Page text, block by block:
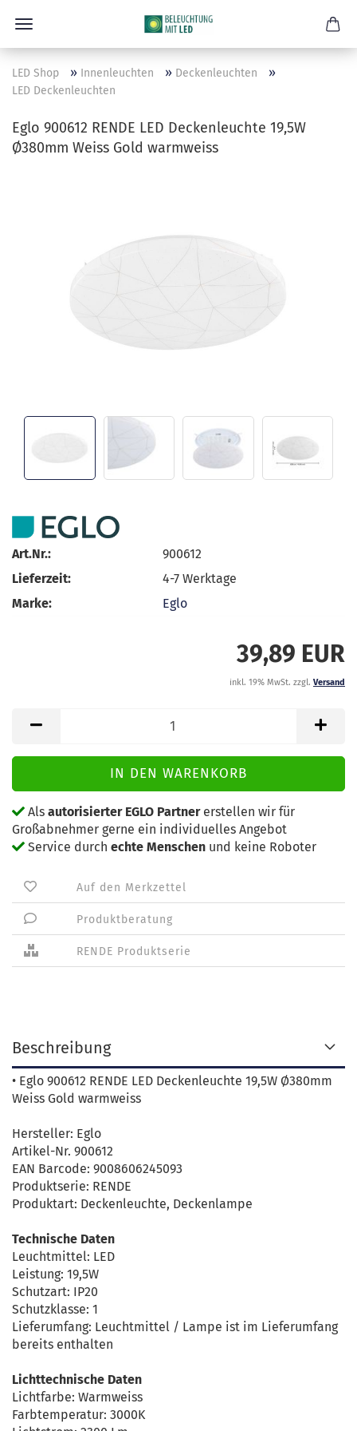
LED Shop » Innenleuchten » Deckenleuchten »
LED Deckenleuchten
Eglo 900612 RENDE LED Deckenleuchte 19,5W
Ø380mm Weiss Gold warmweiss
Art.Nr.:
900612
Lieferzeit:
4-7 Werktage
Marke:
Eglo
39,89 EUR
inkl. 19% MwSt. zzgl. Versand
Als autorisierter EGLO Partnererstellen wir für
Großabnehmer gerne ein individuelles Angebot
Service durch echte Menschen und keine Roboter
Auf den Merkzettel
Produktberatung
RENDE Produktserie
Beschreibung
• Eglo 900612 RENDE LED Deckenleuchte 19,5W Ø380mm
Weiss Gold warmweiss
Hersteller: Eglo
Artikel-Nr. 900612
EAN Barcode: 9008606245093
Produktserie: RENDE
Produktart: Deckenleuchte, Deckenlampe
Technische Daten
Leuchtmittel: LED
Leistung: 19,5W
Schutzart: IP20
Schutzklasse: 1
Lieferumfang: Leuchtmittel / Lampe ist im Lieferumfang
bereits enthalten
Lichttechnische Daten
Lichtfarbe: Warmweiss
Farbtemperatur: 3000K